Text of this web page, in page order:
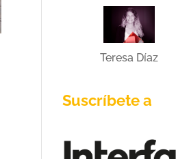
Teresa Díaz
Suscríbete a